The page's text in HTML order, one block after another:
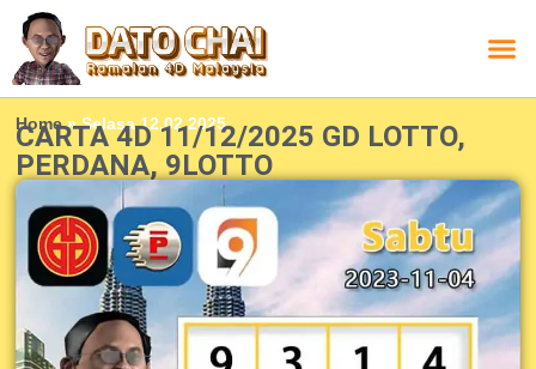
Home»Selasa 12.02.2025
CARTA 4D 11/12/2025 GD LOTTO,
PERDANA, 9LOTTO